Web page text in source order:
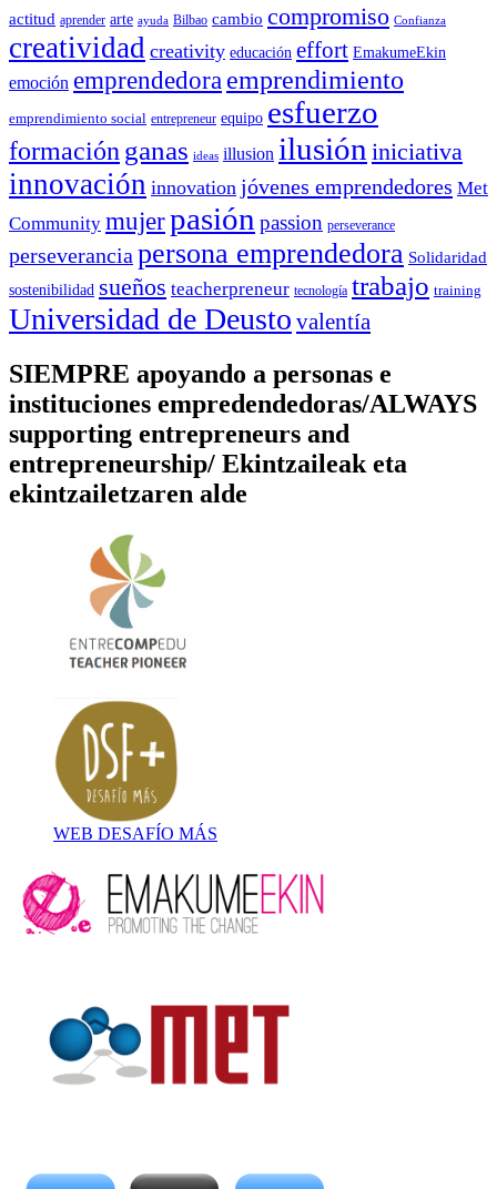
actitud aprender arte ayuda Bilbao cambio compromiso Confianza
creatividad creativity educación effort EmakumeEkin
emoción emprendedora emprendimiento
emprendimiento social entrepreneur equipo esfuerzo
formación ganas ideas illusion ilusión iniciativa
innovación innovation jóvenes emprendedores Met
Community mujerpasión passion perseverance
perseverancia persona emprendedora Solidaridad
sostenibilidad sueños teacherpreneur tecnología trabajo training
Universidad de Deusto valentía
SIEMPRE apoyando a personas e
instituciones empredendedoras/ALWAYS
supporting entrepreneurs and
entrepreneurship/ Ekintzaileak eta
ekintzailetzaren alde
WEB DESAFÍO MÁS